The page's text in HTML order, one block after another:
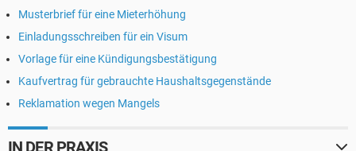
Musterbrief für eine Mieterhöhung
Einladungsschreiben für ein Visum
Vorlage für eine Kündigungsbestätigung
Kaufvertrag für gebrauchte Haushaltsgegenstände
Reklamation wegen Mangels
IN DER PRAXIS